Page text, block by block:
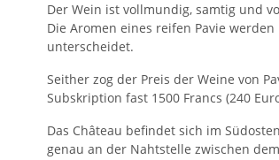
Der Wein ist vollmundig, samtig und
Die Aromen eines reifen Pavie
unterscheidet.
Seither zog der Preis der Weine von
Subskription fast 1500 Francs (240
Das Château befindet sich im
genau an der Nahtstelle zwischen